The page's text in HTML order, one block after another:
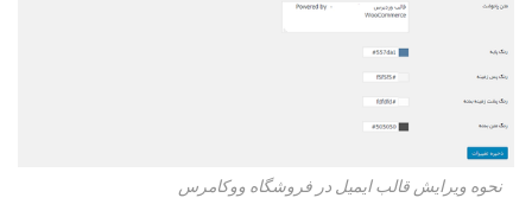
نحوه ویرایش قالب ایمیل در فروشگاه ووکامرس